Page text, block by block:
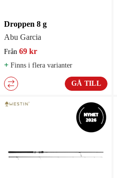
Droppen 8 g
Abu Garcia
Från 69 kr
+ Finns i flera varianter
GÅ TILL